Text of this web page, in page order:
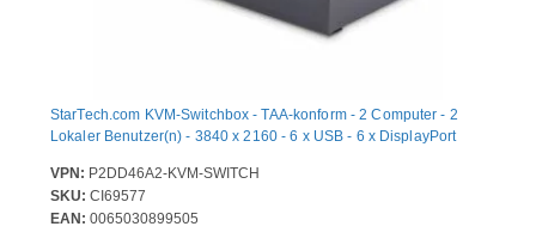
StarTech.com KVM-Switchbox - TAA-konform - 2 Computer - 2
Lokaler Benutzer(n) - 3840 x 2160 - 6 x USB - 6 x DisplayPort
VPN: P2DD46A2-KVM-SWITCH
SKU: CI69577
EAN: 0065030899505